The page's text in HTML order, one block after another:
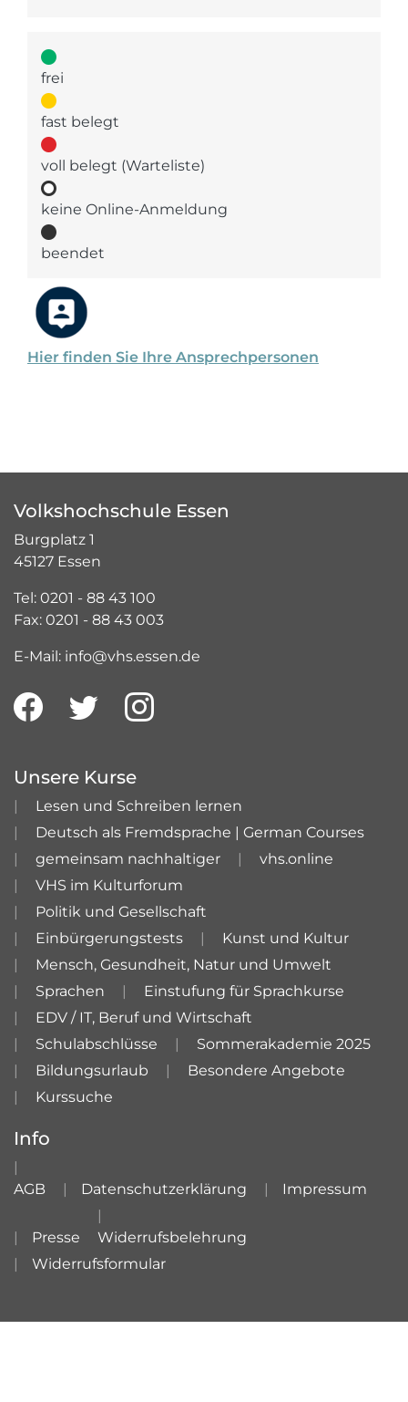
Hier finden Sie Ihre Ansprechpersonen
frei
fast belegt
voll belegt (Warteliste)
keine Online-Anmeldung
beendet
Volkshochschule Essen
Burgplatz 1
45127 Essen
Tel: 0201 - 88 43 100
Fax: 0201 - 88 43 003
E-Mail: info@vhs.essen.de
Unsere Kurse
Lesen und Schreiben lernen
Deutsch als Fremdsprache | German Courses
gemeinsam nachhaltiger
vhs.online
VHS im Kulturforum
Politik und Gesellschaft
Einbürgerungstests
Kunst und Kultur
Mensch, Gesundheit, Natur und Umwelt
Sprachen
Einstufung für Sprachkurse
EDV / IT, Beruf und Wirtschaft
Schulabschlüsse
Sommerakademie 2025
Bildungsurlaub
Besondere Angebote
Kurssuche
Info
AGB Datenschutzerklärung Impressum
Presse
Widerrufsbelehrung
Widerrufsformular